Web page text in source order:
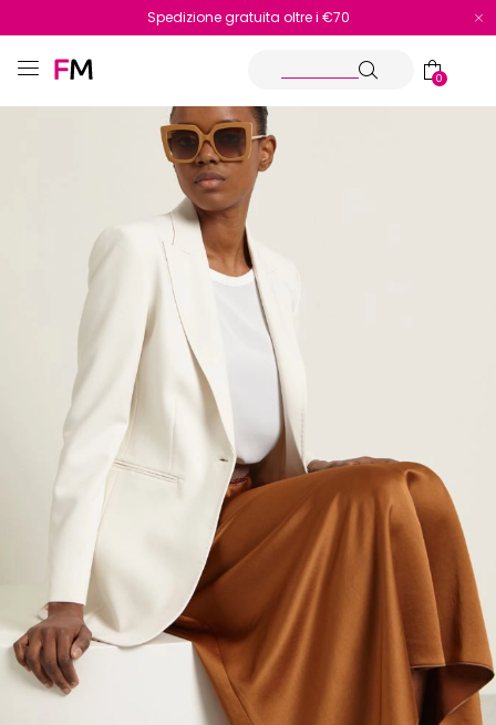
Reso facile e veloce
Spedizione gratuita oltre i €70
0